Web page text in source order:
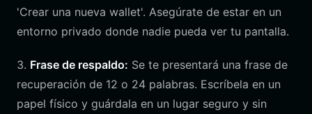
'Crear una nueva wallet'. Asegúrate de estar en un
entorno privado donde nadie pueda ver tu pantalla.
3. Frase de respaldo: Se te presentará una frase de
recuperación de 12 o 24 palabras. Escríbela en un
papel físico y guárdala en un lugar seguro y sin